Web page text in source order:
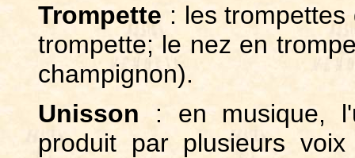
Trompette : les
trompette; le nez en
champignon).
Unisson : en musique,
produit par plusieurs